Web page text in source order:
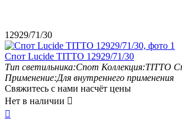
12929/71/30
Спот Lucide TITTO 12929/71/30
Тип светильника:Спот Коллекция:TITTO
Применение:Для внутреннего применения
Свяжитесь с нами насчёт цены
Нет в наличии 
